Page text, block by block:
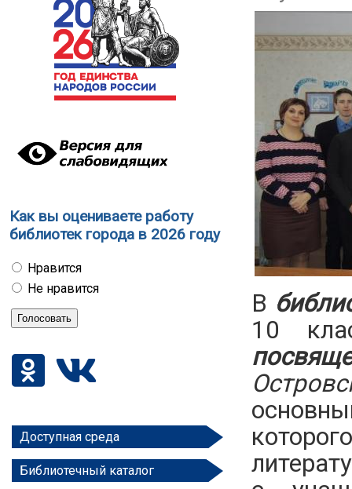
Как вы оцениваете работу
библиотек города в 2026 году
Нравится
Не нравится
Доступная среда
Библиотечный каталог
В
10